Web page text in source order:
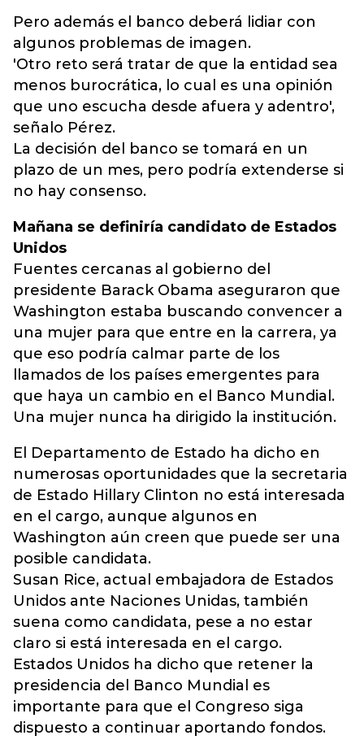
Pero además el banco deberá lidiar con
algunos problemas de imagen.
'Otro reto será tratar de que la entidad sea
menos burocrática, lo cual es una opinión
que uno escucha desde afuera y adentro',
señalo Pérez.
La decisión del banco se tomará en un
plazo de un mes, pero podría extenderse si
no hay consenso.
Mañana se definiría candidato de Estados
Unidos
Fuentes cercanas al gobierno del
presidente Barack Obama aseguraron que
Washington estaba buscando convencer a
una mujer para que entre en la carrera, ya
que eso podría calmar parte de los
llamados de los países emergentes para
que haya un cambio en el Banco Mundial.
Una mujer nunca ha dirigido la institución.
El Departamento de Estado ha dicho en
numerosas oportunidades que la secretaria
de Estado Hillary Clinton no está interesada
en el cargo, aunque algunos en
Washington aún creen que puede ser una
posible candidata.
Susan Rice, actual embajadora de Estados
Unidos ante Naciones Unidas, también
suena como candidata, pese a no estar
claro si está interesada en el cargo.
Estados Unidos ha dicho que retener la
presidencia del Banco Mundial es
importante para que el Congreso siga
dispuesto a continuar aportando fondos.